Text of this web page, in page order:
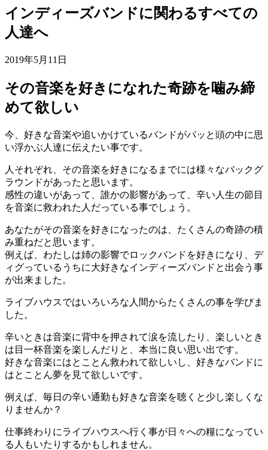
インディーズバンドに関わるすべての
人達へ
2019年5月11日
その音楽を好きになれた奇跡を噛み締
めて欲しい
今、好きな音楽や追いかけているバンドがパッと頭の中に思
い浮かぶ人達に伝えたい事です。
人それぞれ、その音楽を好きになるまでには様々なバックグ
ラウンドがあったと思います。
感性の違いがあって、誰かの影響があって、辛い人生の節目
を音楽に救われた人だっている事でしょう。
あなたがその音楽を好きになったのは、たくさんの奇跡の積
み重ねだと思います。
例えば、わたしは姉の影響でロックバンドを好きになり、デ
ィグっているうちに大好きなインディーズバンドと出会う事
が出来ました。
ライブハウスではいろいろな人間からたくさんの事を学びま
した。
辛いときは音楽に背中を押されて涙を流したり、楽しいとき
は目一杯音楽を楽しんだりと、本当に良い思い出です。
好きな音楽にはとことん救われて欲しいし、好きなバンドに
はとことん夢を見て欲しいです。
例えば、毎日の辛い通勤も好きな音楽を聴くと少し楽しくな
りませんか？
仕事終わりにライブハウスへ行く事が日々への糧になってい
る人もいたりするかもしれません。